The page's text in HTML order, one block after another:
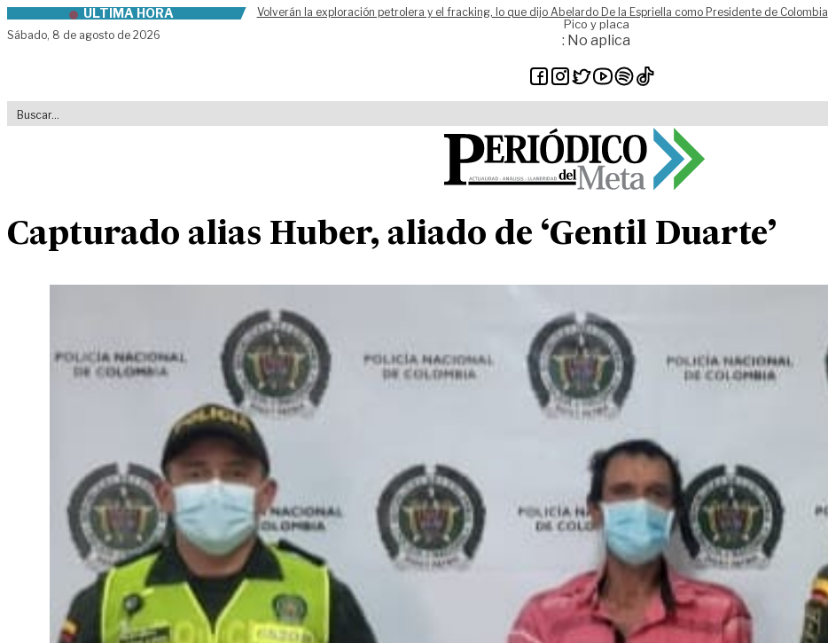
Skip to contentÚLTIMA HORA
Volverán la exploración petrolera y el fracking, lo que dijo Abelardo De la Espriella como Presidente de Colombia
Sábado, 8 de agosto de 2026
Pico y placa
: No aplica
Capturado alias Huber, aliado de ‘Gentil Duarte’